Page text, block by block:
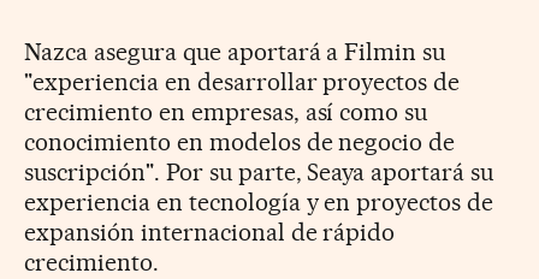
Nazca asegura que aportará a Filmin su
"experiencia en desarrollar proyectos de
crecimiento en empresas, así como su
conocimiento en modelos de negocio de
suscripción". Por su parte, Seaya aportará su
experiencia en tecnología y en proyectos de
expansión internacional de rápido
crecimiento.